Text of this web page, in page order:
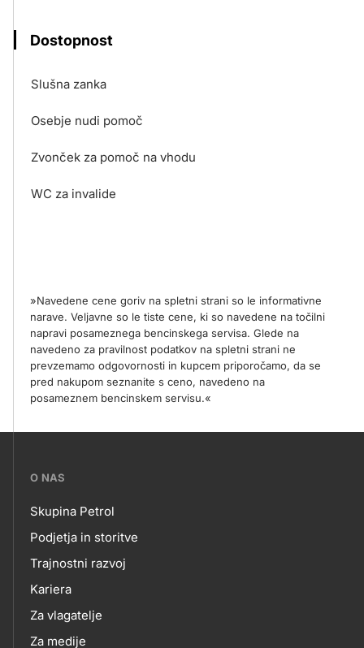
Dostopnost
Slušna zanka
Osebje nudi pomoč
Zvonček za pomoč na vhodu
WC za invalide
»Navedene cene goriv na spletni strani so le informativne
narave. Veljavne so le tiste cene, ki so navedene na točilni
napravi posameznega bencinskega servisa. Glede na
navedeno za pravilnost podatkov na spletni strani ne
prevzemamo odgovornosti in kupcem priporočamo, da se
pred nakupom seznanite s ceno, navedeno na
posameznem bencinskem servisu.«
???
skupno.footer-
title???
O NAS
O
NAS
Skupina Petrol
Podjetja in storitve
Trajnostni razvoj
Kariera
Za vlagatelje
Za medije